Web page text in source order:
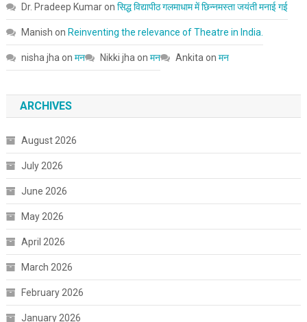
Dr. Pradeep Kumaron सिद्ध विद्यापीठ गलमाधाम में छिन्नमस्ता जयंती मनाई गई
Manish on Reinventing the relevance of Theatre in India.
nisha jha on मन Nikki jha on मन Ankita on मन
ARCHIVES
August 2026
July 2026
June 2026
May 2026
April 2026
March 2026
February 2026
January 2026